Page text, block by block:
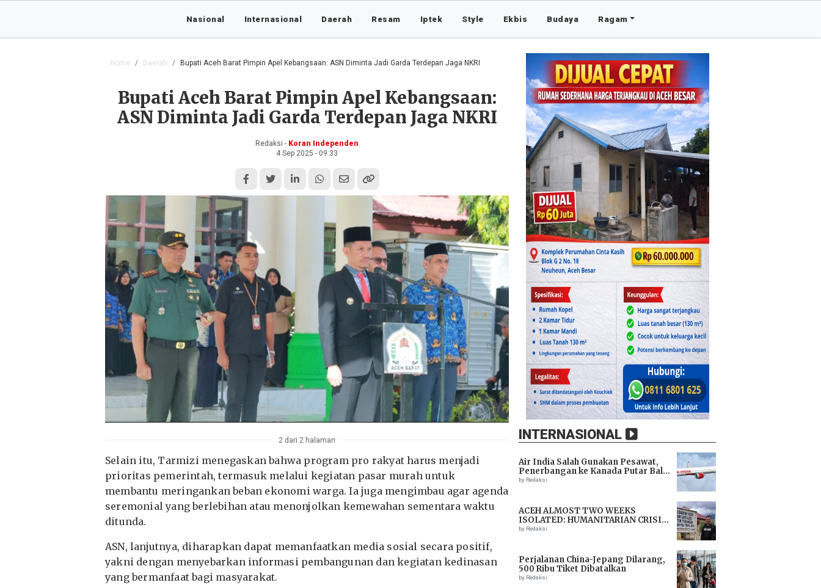
Nasional Internasional Daerah Resam Iptek Style Ekbis Budaya Ragam
Home Daerah Bupati Aceh Barat Pimpin Apel Kebangsaan: ASN Diminta Jadi Garda Terdepan Jaga NKRI
Bupati Aceh Barat Pimpin Apel Kebangsaan:
ASN Diminta Jadi Garda Terdepan Jaga NKRI
Redaksi - Koran Independen
4 Sep 2025 - 09:33
2 dari 2 halaman
Selain itu, Tarmizi menegaskan bahwa program pro rakyat harus menjadi
prioritas pemerintah, termasuk melalui kegiatan pasar murah untuk
membantu meringankan beban ekonomi warga. Ia juga mengimbau agar agenda
seremonial yang berlebihan atau menonjolkan kemewahan sementara waktu
ditunda.
ASN, lanjutnya, diharapkan dapat memanfaatkan media sosial secara positif,
yakni dengan menyebarkan informasi pembangunan dan kegiatan kedinasan
yang bermanfaat bagi masyarakat.
INTERNASIONAL
Air India Salah Gunakan Pesawat,
Penerbangan ke Kanada Putar Balik
Setelah 9 Jam di Udara
by Redaksi
ACEH ALMOST TWO WEEKS
ISOLATED: HUMANITARIAN CRISIS
THREATENS LIVES, IMMEDIATE
by Redaksi
Perjalanan China-Jepang Dilarang,
500 Ribu Tiket Dibatalkan
by Redaksi